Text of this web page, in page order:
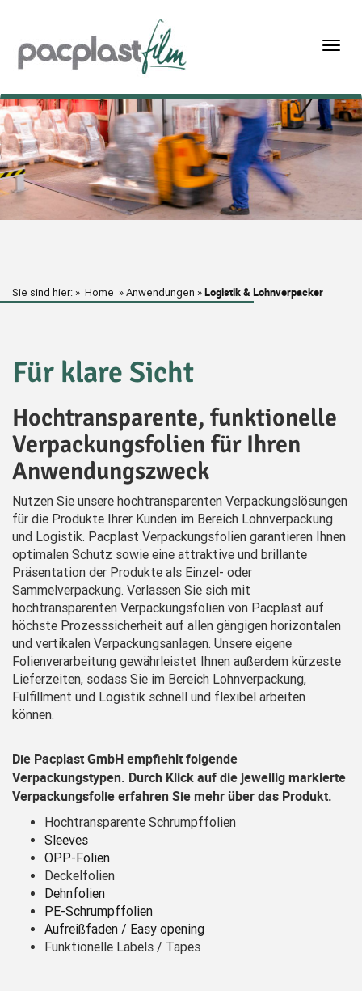
Sie sind hier: » Home » Anwendungen » Logistik & Lohnverpacker
Für klare Sicht
Hochtransparente, funktionelle
Verpackungsfolien für Ihren
Anwendungszweck
Nutzen Sie unsere hochtransparenten Verpackungslösungen
für die Produkte Ihrer Kunden im Bereich Lohnverpackung
und Logistik. Pacplast Verpackungsfolien garantieren Ihnen
optimalen Schutz sowie eine attraktive und brillante
Präsentation der Produkte als Einzel- oder
Sammelverpackung. Verlassen Sie sich mit
hochtransparenten Verpackungsfolien von Pacplast auf
höchste Prozesssicherheit auf allen gängigen horizontalen
und vertikalen Verpackungsanlagen. Unsere eigene
Folienverarbeitung gewährleistet Ihnen außerdem kürzeste
Lieferzeiten, sodass Sie im Bereich Lohnverpackung,
Fulfillment und Logistik schnell und flexibel arbeiten
können.
Die Pacplast GmbH empfiehlt folgende
Verpackungstypen. Durch Klick auf die jeweilig markierte
Verpackungsfolie erfahren Sie mehr über das Produkt.
Hochtransparente Schrumpffolien
Sleeves
OPP-Folien
Deckelfolien
Dehnfolien
PE-Schrumpffolien
Aufreißfaden / Easy opening
Funktionelle Labels / Tapes